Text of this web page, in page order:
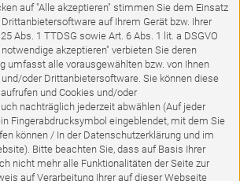
%
auf "Alle akzeptieren" stimmen Sie dem Einsatz
auf Ihrem Gerät bzw. Ihrer
Abs. 1 TTDSG sowie Art. 6 Abs. 1 lit. a DSGVO
akzeptieren" verbieten Sie deren
umfasst alle vorausgewählten bzw. von Ihnen
oder Drittanbietersoftware. Sie können diese
und Cookies und/oder
nachträglich jederzeit abwählen (Auf jeder
Fingerabdrucksymbol eingeblendet, mit dem Sie
können / In der Datenschutzerklärung und im
Bitte beachten Sie, dass auf Basis Ihrer
nicht mehr alle Funktionalitäten der Seite zur
auf Verarbeitung Ihrer auf dieser Webseite